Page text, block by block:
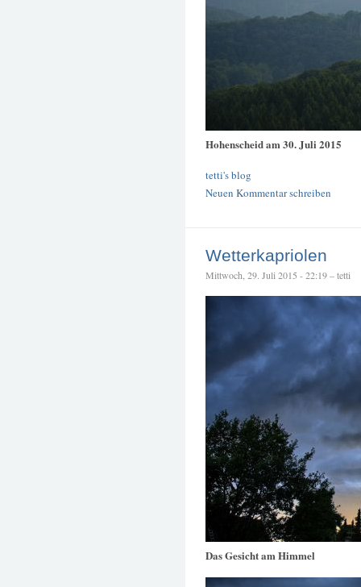
Hohenscheid am 30. Juli 2015
tetti's blog
Neuen Kommentar schreiben
Wetterkapriolen
Mittwoch, 29. Juli 2015 - 22:19 – tetti
Das Gesicht am Himmel